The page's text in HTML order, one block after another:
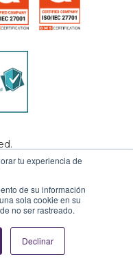
tu experiencia de
de su información
sola cookie en su
no ser rastreado.
Declinar
Cookies Settings